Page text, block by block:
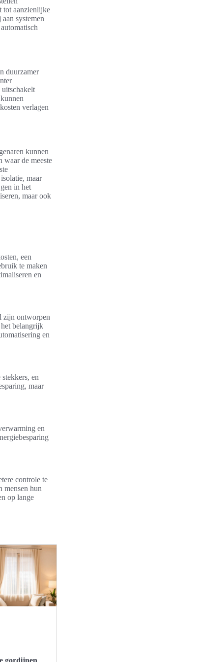
tot aanzienlijke
systemen
duurzamer
verlagen
kunnen
waar de meeste
maar
in het
maar ook
een
te maken
en
zijn ontworpen
het belangrijk
en
en
maar
en
controle te
mensen hun
op lange